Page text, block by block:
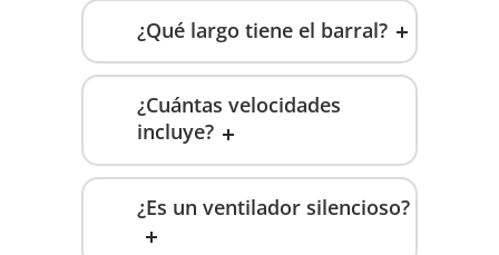
¿Qué largo tiene el barral?
¿Cuántas velocidades
incluye?
¿Es un ventilador silencioso?